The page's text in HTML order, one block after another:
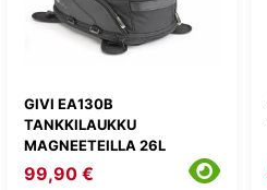
GIVI EA130B
TANKKILAUKKU
MAGNEETEILLA 26L
99,90 €